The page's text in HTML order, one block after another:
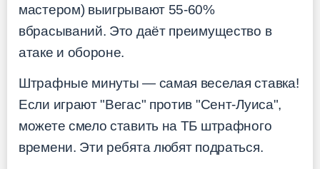
мастером) выигрывают 55-60%
вбрасываний. Это даёт преимущество в
атаке и обороне.
Штрафные минуты — самая веселая ставка!
Если играют "Вегас" против "Сент-Луиса",
можете смело ставить на ТБ штрафного
времени. Эти ребята любят подраться.